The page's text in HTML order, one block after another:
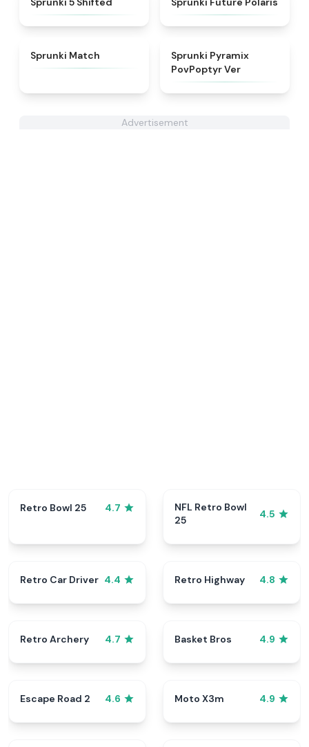
Sprunki Match
Sprunki Pyramix
PovPoptyr Ver
Advertisement
Retro Bowl 25 4.7
NFL Retro Bowl
25
4.5
Retro Car Driver 4.4 Retro Highway 4.8
Retro Archery 4.7 Basket Bros 4.9
Escape Road 2 4.6 Moto X3m 4.9